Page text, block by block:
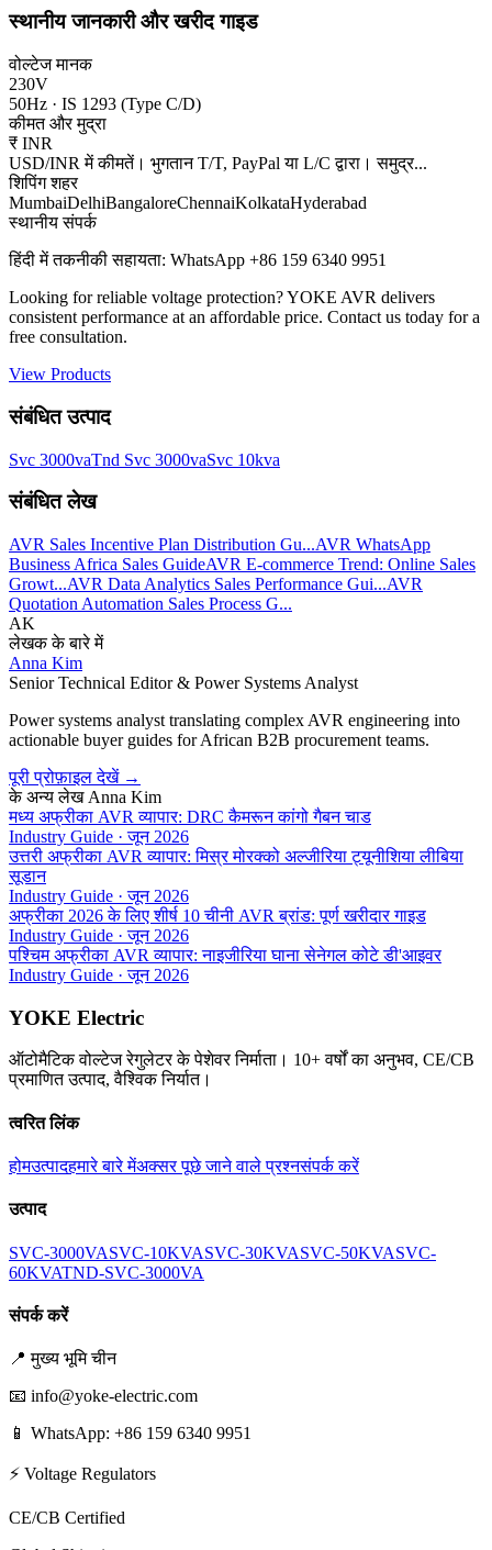
स्थानीय जानकारी और खरीद गाइड
वोल्टेज मानक
230V
50Hz · IS 1293 (Type C/D)
कीमत और मुद्रा
₹ INR
USD/INR में कीमतें। भुगतान T/T, PayPal या L/C द्वारा। समुद्र...
शिपिंग शहर
MumbaiDelhiBangaloreChennaiKolkataHyderabad
स्थानीय संपर्क
हिंदी में तकनीकी सहायता: WhatsApp +86 159 6340 9951
Looking for reliable voltage protection? YOKE AVR delivers
consistent performance at an affordable price. Contact us today for a
free consultation.
View Products
संबंधित उत्पाद
Svc 3000vaTnd Svc 3000vaSvc 10kva
संबंधित लेख
AVR Sales Incentive Plan Distribution Gu...AVR WhatsApp
Business Africa Sales GuideAVR E-commerce Trend: Online Sales
Growt...AVR Data Analytics Sales Performance Gui...AVR
Quotation Automation Sales Process G...
AK
लेखक के बारे में
Anna Kim
Senior Technical Editor & Power Systems Analyst
Power systems analyst translating complex AVR engineering into
actionable buyer guides for African B2B procurement teams.
पूरी प्रोफ़ाइल देखें→
के अन्य लेख Anna Kim
मध्य अफ्रीका AVR व्यापार: DRC कैमरून कांगो गैबन चाड
Industry Guide ·जून 2026
उत्तरी अफ्रीका AVR व्यापार: मिस्र मोरक्को अल्जीरिया ट्यूनीशिया लीबिया
सूडान
Industry Guide ·जून 2026
अफ्रीका 2026 के लिए शीर्ष 10 चीनी AVR ब्रांड: पूर्ण खरीदार गाइड
Industry Guide ·जून 2026
पश्चिम अफ्रीका AVR व्यापार: नाइजीरिया घाना सेनेगल कोटे डी'आइवर
Industry Guide ·जून 2026
YOKE Electric
ऑटोमैटिक वोल्टेज रेगुलेटर के पेशेवर निर्माता। 10+ वर्षों का अनुभव, CE/CB
प्रमाणित उत्पाद, वैश्विक निर्यात।
त्वरित लिंक
होमउत्पादहमारे बारे मेंअक्सर पूछे जाने वाले प्रश्नसंपर्क करें
उत्पाद
SVC-3000VASVC-10KVASVC-30KVASVC-50KVASVC-
60KVATND-SVC-3000VA
संपर्क करें
📍मुख्य भूमि चीन
📧 info@yoke-electric.com
📱 WhatsApp: +86 159 6340 9951
⚡ Voltage Regulators
CE/CB Certified